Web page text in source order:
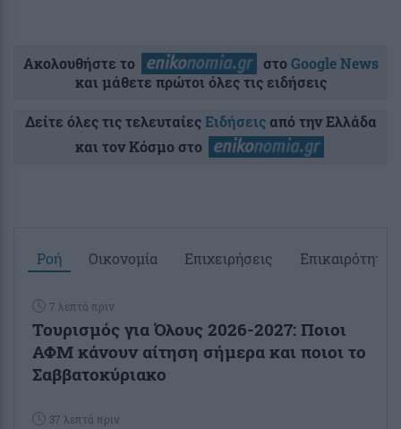
Ακολουθήστε το στοGoogle News
και μάθετε πρώτοι όλες τις ειδήσεις
Δείτε όλες τις τελευταίεςΕιδήσειςαπό την Ελλάδα
και τον Κόσμο στο
Ροή Οικονομία Επιχειρήσεις Επικαιρότητα
7 λεπτά πριν
Τουρισμός για Όλους 2026-2027: Ποιοι
ΑΦΜ κάνουν αίτηση σήμερα και ποιοι το
Σαββατοκύριακο
37 λεπτά πριν